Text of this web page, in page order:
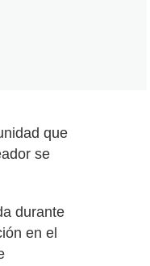
que
se
durante
en el